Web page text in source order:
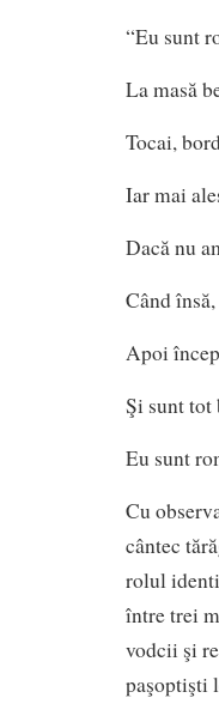
“Eu sunt
La masă
Tocai,
Iar mai
Dacă nu
Când
Apoi
Şi sunt tot
Eu sunt
Cu
cântec
rolul
între trei
vodcii şi
paşoptişti